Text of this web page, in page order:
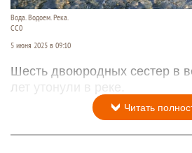
Вода. Водоем. Река.
СС0
5 июня 2025 в 09:10
Шесть двоюродных сестер в
лет утонули в реке.
Читать